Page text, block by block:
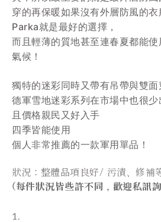
穿的再保暖如果沒有外層防風的
Parka就是最好的選擇，
而且輕薄的質地甚至連春夏都能
氣候！
獨特的迷彩同時又帶有吊帶與雙面
德軍雪地迷彩系列在市場中也很少
且價格親民又好入手
四季皆能使用
個人非常推薦的一款軍用單品！
狀況：整體品項良好/ 污漬、修補
(每件狀況皆些許不同，歡迎私訊
1.